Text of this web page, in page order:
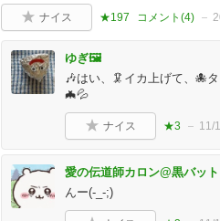
ナイス ★197 コメント(4)
ゆぎ🖼️
🎶はい、🦑イカ上げて、🐙
🦇💦
ナイス ★3 11/
愛の伝道師カロン@黒バッ
んー(-_-;)